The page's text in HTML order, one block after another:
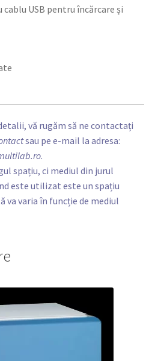
USB pentru încărcare și
vă rugăm să ne contactați
sau pe e-mail la adresa:
.
spațiu, ci mediul din jurul
este utilizat este un spațiu
va varia în funcție de mediul